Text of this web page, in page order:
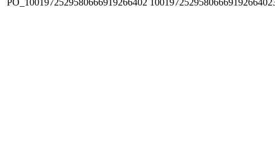
PO_1001972529580666919266402